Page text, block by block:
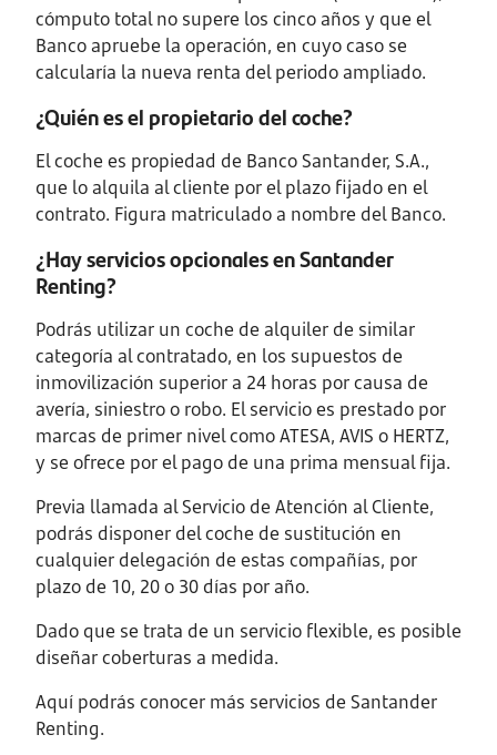
cómputo total no supere los cinco años y que el
Banco apruebe la operación, en cuyo caso se
calcularía la nueva renta del periodo ampliado.
¿Quién es el propietario del coche?
El coche es propiedad de Banco Santander, S.A.,
que lo alquila al cliente por el plazo fijado en el
contrato. Figura matriculado a nombre del Banco.
¿Hay servicios opcionales en Santander
Renting?
Podrás utilizar un coche de alquiler de similar
categoría al contratado, en los supuestos de
inmovilización superior a 24 horas por causa de
avería, siniestro o robo. El servicio es prestado por
marcas de primer nivel como ATESA, AVIS o HERTZ,
y se ofrece por el pago de una prima mensual fija.
Previa llamada al Servicio de Atención al Cliente,
podrás disponer del coche de sustitución en
cualquier delegación de estas compañías, por
plazo de 10, 20 o 30 días por año.
Dado que se trata de un servicio flexible, es posible
diseñar coberturas a medida.
Aquí podrás conocer más servicios de Santander
Renting.